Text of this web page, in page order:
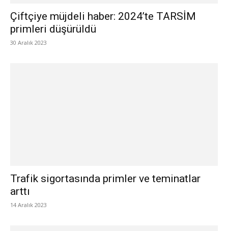
Çiftçiye müjdeli haber: 2024’te TARSİM
primleri düşürüldü
30 Aralık 2023
Trafik sigortasında primler ve teminatlar
arttı
14 Aralık 2023